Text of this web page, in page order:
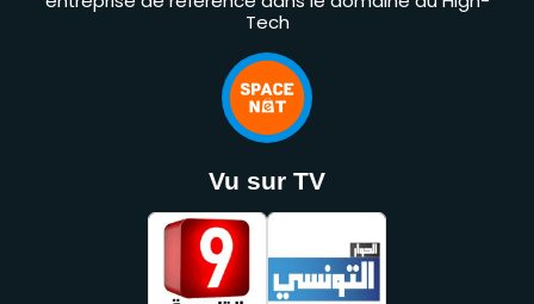
Tech
Vu sur TV